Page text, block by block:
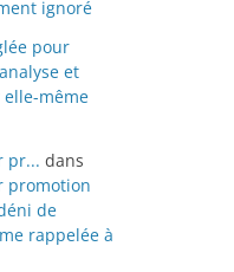
ignoré
pour
et
même
pr... dans
promotion
de
rappelée à